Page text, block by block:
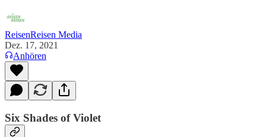
ReisenReisen Media
Dez. 17, 2021
Anhören
Six Shades of Violet